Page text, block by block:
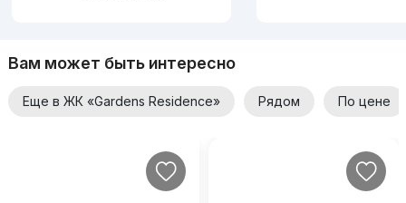
Вам может быть интересно
Еще в ЖК «Gardens Residence» Рядом По цене